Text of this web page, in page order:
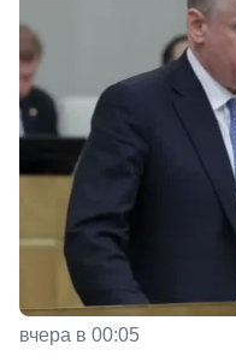
вчера в 00:05